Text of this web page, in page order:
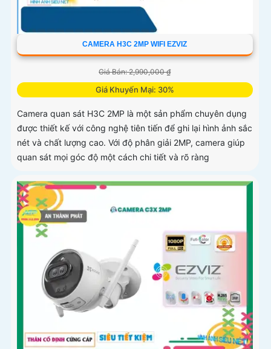
CAMERA H3C 2MP WIFI EZVIZ
Giá Bán: 2,990,000 ₫
Giá Khuyến Mại: 30%
Camera quan sát H3C 2MP là một sản phẩm chuyên dụng
được thiết kế với công nghệ tiên tiến để ghi lại hình ảnh sắc
nét và chất lượng cao. Với độ phân giải 2MP, camera giúp
quan sát mọi góc độ một cách chi tiết và rõ ràng